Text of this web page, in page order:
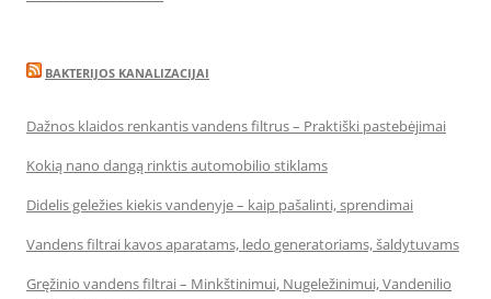
BAKTERIJOS KANALIZACIJAI
Dažnos klaidos renkantis vandens filtrus – Praktiški pastebėjimai
Kokią nano dangą rinktis automobilio stiklams
Didelis geležies kiekis vandenyje – kaip pašalinti, sprendimai
Vandens filtrai kavos aparatams, ledo generatoriams, šaldytuvams
Gręžinio vandens filtrai – Minkštinimui, Nugeležinimui, Vandenilio